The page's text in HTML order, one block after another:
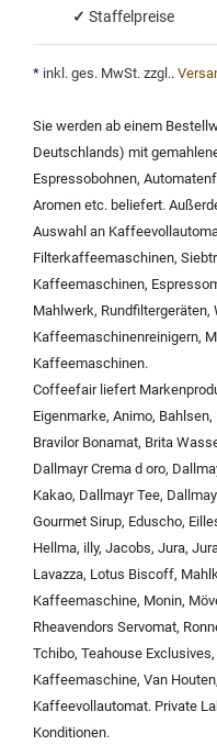
✓ Staffelpreise
* inkl. ges. MwSt. zzgl..
Sie werden ab einem
Deutschlands) mit
Espressobohnen,
Aromen etc. beliefert.
Auswahl an
Filterkaffeemaschinen,
Kaffeemaschinen,
Mahlwerk, Rundfiltergeräten,
Kaffeemaschinenreinigern,
Kaffeemaschinen.
Coffeefair liefert
Eigenmarke, Animo, Bahlsen,
Bravilor Bonamat, Brita
Dallmayr Crema d oro,
Kakao, Dallmayr Tee,
Gourmet Sirup, Eduscho,
Hellma, illy, Jacobs, Jura,
Lavazza, Lotus Biscoff,
Kaffeemaschine, Monin,
Rheavendors Servomat,
Tchibo, Teahouse Exclusives,
Kaffeemaschine, Van Houten,
Kaffeevollautomat. Private
Konditionen.